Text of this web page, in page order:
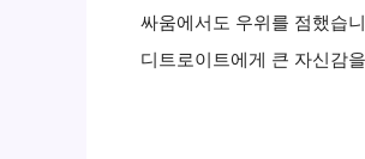
싸움에서도 우위를 점했습
디트로이트에게 큰 자신감